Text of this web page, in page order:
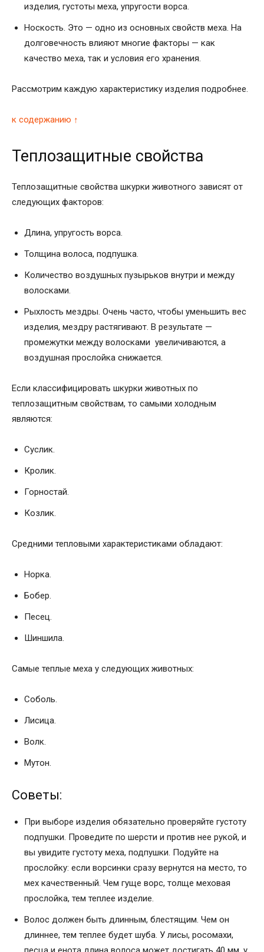
изделия, густоты меха, упругости ворса.
Носкость. Это — одно из основных свойств меха. На
долговечность влияют многие факторы — как
качество меха, так и условия его хранения.
Рассмотрим каждую характеристику изделия подробнее.
к содержанию ↑
Теплозащитные свойства
Теплозащитные свойства шкурки животного зависят от
следующих факторов:
Длина, упругость ворса.
Толщина волоса, подпушка.
Количество воздушных пузырьков внутри и между
волосками.
Рыхлость мездры. Очень часто, чтобы уменьшить вес
изделия, мездру растягивают. В результате —
промежутки между волосками увеличиваются, а
воздушная прослойка снижается.
Если классифицировать шкурки животных по
теплозащитным свойствам, то самыми холодным
являются:
Суслик.
Кролик.
Горностай.
Козлик.
Средними тепловыми характеристиками обладают:
Норка.
Бобер.
Песец.
Шиншила.
Самые теплые меха у следующих животных:
Соболь.
Лисица.
Волк.
Мутон.
Советы:
При выборе изделия обязательно проверяйте густоту
подпушки. Проведите по шерсти и против нее рукой, и
вы увидите густоту меха, подпушки. Подуйте на
прослойку: если ворсинки сразу вернутся на место, то
мех качественный. Чем гуще ворс, толще меховая
прослойка, тем теплее изделие.
Волос должен быть длинным, блестящим. Чем он
длиннее, тем теплее будет шуба. У лисы, росомахи,